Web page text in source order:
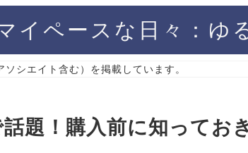
イペースな日々：ゆ
シエイト含む）を掲載しています。
題！購入前に知ってお